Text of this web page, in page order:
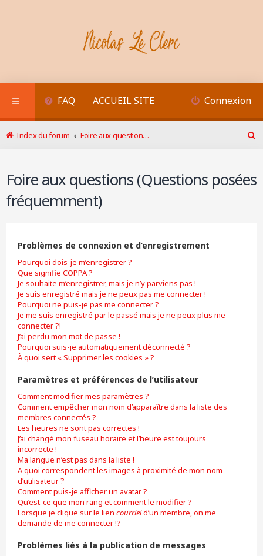
FAQ ACCUEIL SITE Connexion
Index du forum
Foire aux questions (Questions posées fréquemment)
Foire aux questions (Questions posées
fréquemment)
Problèmes de connexion et d’enregistrement
Pourquoi dois-je m’enregistrer ?
Que signifie COPPA ?
Je souhaite m’enregistrer, mais je n’y parviens pas !
Je suis enregistré mais je ne peux pas me connecter !
Pourquoi ne puis-je pas me connecter ?
Je me suis enregistré par le passé mais je ne peux plus me
connecter ?!
J’ai perdu mon mot de passe !
Pourquoi suis-je automatiquement déconnecté ?
À quoi sert « Supprimer les cookies » ?
Paramètres et préférences de l’utilisateur
Comment modifier mes paramètres ?
Comment empêcher mon nom d’apparaître dans la liste des
membres connectés ?
Les heures ne sont pas correctes !
J’ai changé mon fuseau horaire et l’heure est toujours
incorrecte !
Ma langue n’est pas dans la liste !
A quoi correspondent les images à proximité de mon nom
d’utilisateur ?
Comment puis-je afficher un avatar ?
Qu’est-ce que mon rang et comment le modifier ?
Lorsque je clique sur le lien courrield’un membre, on me
demande de me connecter !?
Problèmes liés à la publication de messages